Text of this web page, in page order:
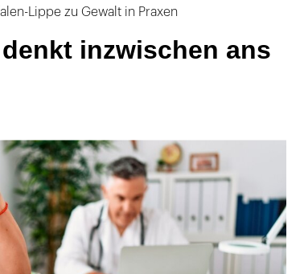
Lippe zu Gewalt in Praxen
inzwischen ans